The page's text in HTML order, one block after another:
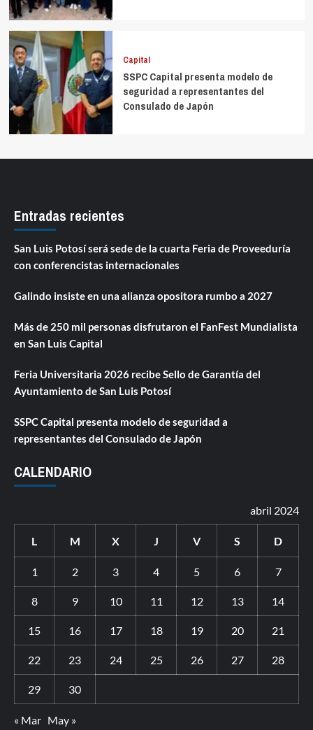
Capital
SSPC Capital presenta modelo de
seguridad a representantes del
Consulado de Japón
Entradas recientes
San Luis Potosí será sede de la cuarta Feria de Proveeduría
con conferencistas internacionales
Galindo insiste en una alianza opositora rumbo a 2027
Más de 250 mil personas disfrutaron el FanFest Mundialista
en San Luis Capital
Feria Universitaria 2026 recibe Sello de Garantía del
Ayuntamiento de San Luis Potosí
SSPC Capital presenta modelo de seguridad a
representantes del Consulado de Japón
CALENDARIO
abril 2024
L M X J V S D
1 2 3 4 5 6 7
8 9 10 11 12 13 14
15 16 17 18 19 20 21
22 23 24 25 26 27 28
29 30
« Mar May »